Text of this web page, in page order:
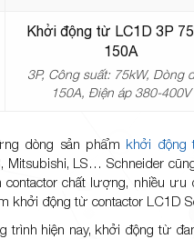
Khởi động từ LC1D 3P
150A
3P, Công suất: 75kW, Dòng
150A, Điện áp 380-400V
dòng sản phẩm khởi động
Mitsubishi, LS… Schneider
contactor chất lượng, nhiều ưu
khởi động từ contactor LC1D
trình hiện nay, khởi động từ